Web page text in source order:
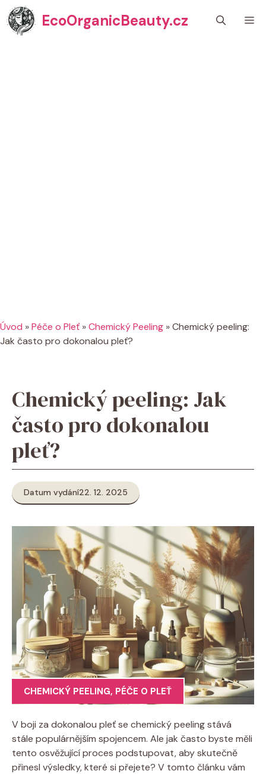
Přeskočit
na
obsah
EcoOrganicBeauty.cz
Úvod »Péče o Pleť »Chemický Peeling »Chemický peeling:
Jak často pro dokonalou pleť?
Chemický peeling: Jak
často pro dokonalou
pleť?
Datum vydání22. 12. 2025
CHEMICKÝ PEELING, PÉČE O PLEŤ
V boji za dokonalou pleť se chemický ⁣peeling stává‌
stále populárnějším spojencem. Ale jak často byste měli
tento⁢ osvěžující proces ‍podstupovat, aby skutečně
přinesl výsledky, které si přejete? V tomto ⁣článku vám